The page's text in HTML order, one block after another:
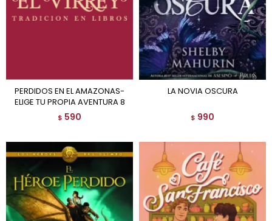
PERDIDOS EN EL AMAZONAS-
ELIGE TU PROPIA AVENTURA 8
$ 590
LA NOVIA OSCURA
$ 990